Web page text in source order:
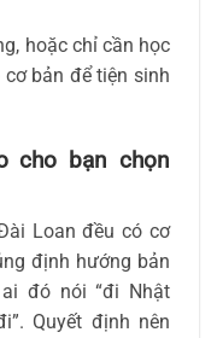
hoặc chỉ cần học
bản để tiện sinh
cho bạn chọn
Loan đều có cơ
định hướng bản
đó nói “đi Nhật
Quyết định nên